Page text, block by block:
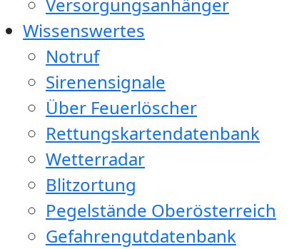
Wissenswertes
Notruf
Sirenensignale
Über Feuerlöscher
Rettungskartendatenbank
Wetterradar
Blitzortung
Pegelstände Oberösterreich
Gefahrengutdatenbank